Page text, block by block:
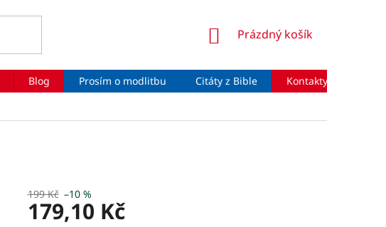
NÁKUPNÍ
Prázdný košík
Blog Prosím o modlitbu Citáty z Bible Kontakty
199 Kč –10 %
179,10 Kč